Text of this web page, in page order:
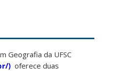
Geografia da UFSC
) oferece duas